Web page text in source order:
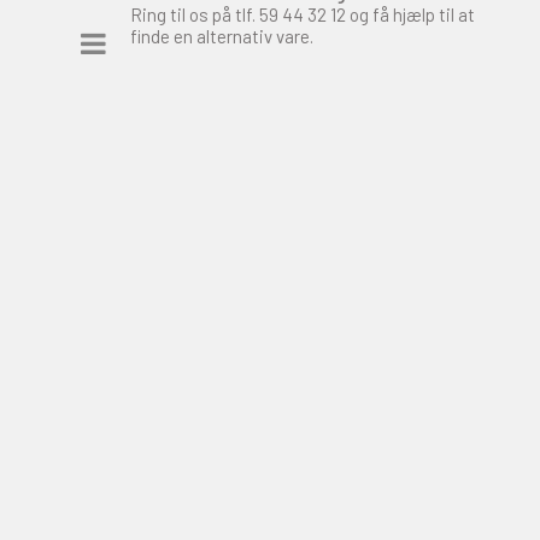
Ring til os på tlf. 59 44 32 12 og få hjælp til at
finde en alternativ vare.